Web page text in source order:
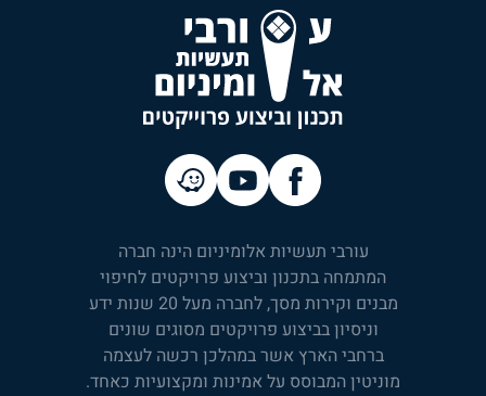
עורבי תעשיות אלומיניום הינה חברה
המתמחה בתכנון וביצוע פרויקטים לחיפוי
מבנים וקירות מסך, לחברה מעל 20 שנות ידע
וניסיון בביצוע פרויקטים מסוגים שונים
ברחבי הארץ אשר במהלכן רכשה לעצמה
מוניטין המבוסס על אמינות ומקצועיות כאחד.